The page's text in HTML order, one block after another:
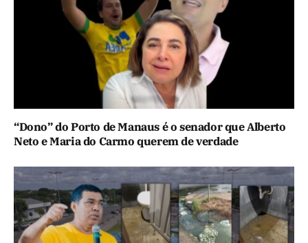
“Dono” do Porto de Manaus é o senador que Alberto
Neto e Maria do Carmo querem de verdade